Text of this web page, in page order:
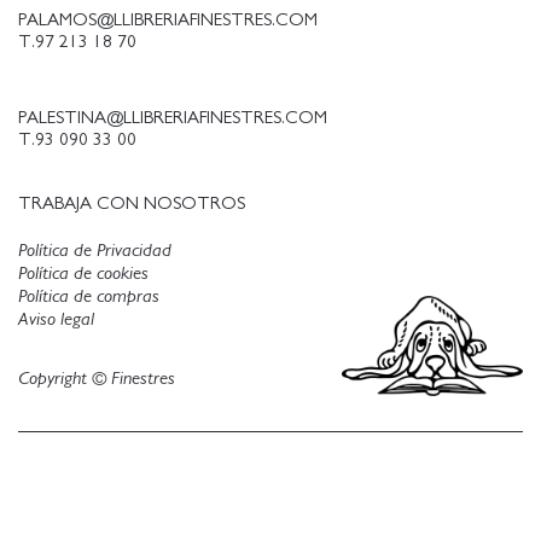
PALAMOS@LLIBRERIAFINESTRES.COM
T.97 213 18 70
PALESTINA@LLIBRERIAFINESTRES.COM
T.93 090 33 00
TRABAJA CON NOSOTROS
Política de Privacidad
Política de cookies
Aviso legal
Política de compras
Copyright © Finestres